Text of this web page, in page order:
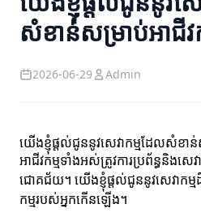
សំខាន់សម្រាប់អាជីវ
2026-06-29 Admin
យើងខ្ញុំផ្តល់ជូននូវសេវាកម្មដែលសំខាន់
អាជីវកម្មទាំងអស់ត្រូវការប្រព័ន្ធនិងសេវ
ជោគជ័យ។ យើងខ្ញុំផ្តល់ជូននូវសេវាកម្ម
កម្មរបស់អ្នកកើនឡើង។